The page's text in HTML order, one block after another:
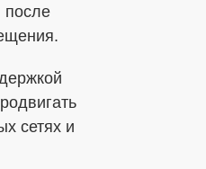
после
сетях и